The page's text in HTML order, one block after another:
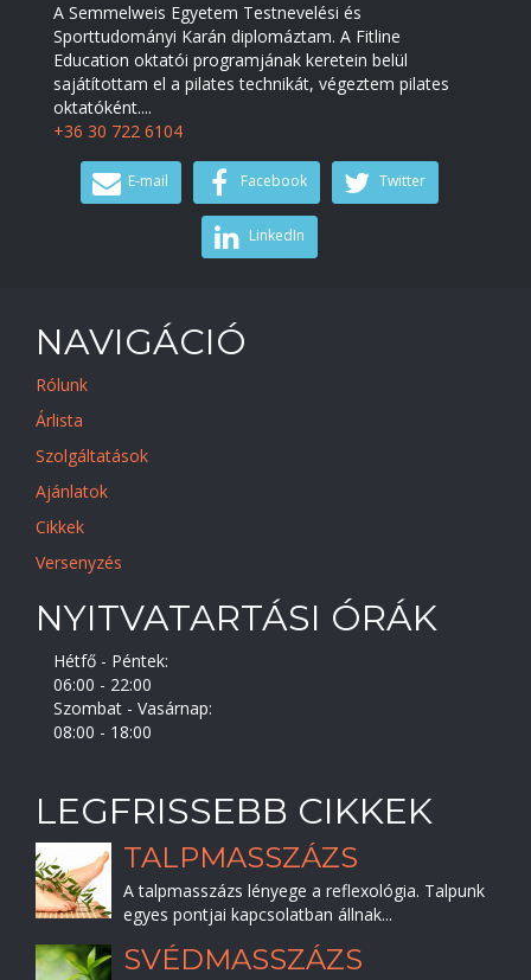
A Semmelweis Egyetem Testnevelési és
Sporttudományi Karán diplomáztam. A Fitline
Education oktatói programjának keretein belül
sajátítottam el a pilates technikát, végeztem pilates
oktatóként....
+36 30 722 6104
E-mail Facebook Twitter
LinkedIn
NAVIGÁCIÓ
Rólunk
Árlista
Szolgáltatások
Ajánlatok
Cikkek
Versenyzés
NYITVATARTÁSI ÓRÁK
Hétfő - Péntek:
06:00 - 22:00
Szombat - Vasárnap:
08:00 - 18:00
LEGFRISSEBB CIKKEK
TALPMASSZÁZS
A talpmasszázs lényege a reflexológia. Talpunk
egyes pontjai kapcsolatban állnak...
SVÉDMASSZÁZS